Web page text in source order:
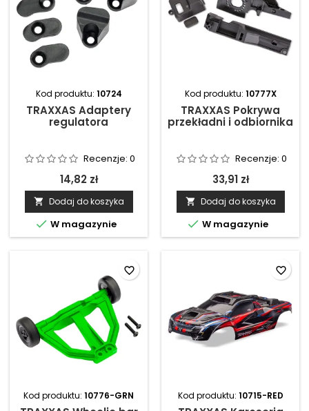
Kod produktu: 10724
TRAXXAS Adaptery
regulatora
Recenzje: 0
14,82 zł
 Dodaj do koszyka
 W magazynie
Kod produktu: 10777X
TRAXXAS Pokrywa
przekładni i odbiornika
Recenzje: 0
33,91 zł
 Dodaj do koszyka
 W magazynie
Kod produktu: 10776-GRN
favorite_border
Kod produktu: 10715-RED
favorite_border